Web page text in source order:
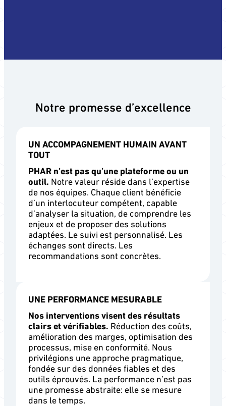
Notre promesse d’excellence
UN ACCOMPAGNEMENT HUMAIN AVANT
TOUT
PHAR n’est pas qu’une plateforme ou un
outil. Notre valeur réside dans l’expertise
de nos équipes. Chaque client bénéficie
d’un interlocuteur compétent, capable
d’analyser la situation, de comprendre les
enjeux et de proposer des solutions
adaptées. Le suivi est personnalisé. Les
échanges sont directs. Les
recommandations sont concrètes.
UNE PERFORMANCE MESURABLE
Nos interventions visent des résultats
clairs et vérifiables. Réduction des coûts,
amélioration des marges, optimisation des
processus, mise en conformité. Nous
privilégions une approche pragmatique,
fondée sur des données fiables et des
outils éprouvés. La performance n’est pas
une promesse abstraite: elle se mesure
dans le temps.